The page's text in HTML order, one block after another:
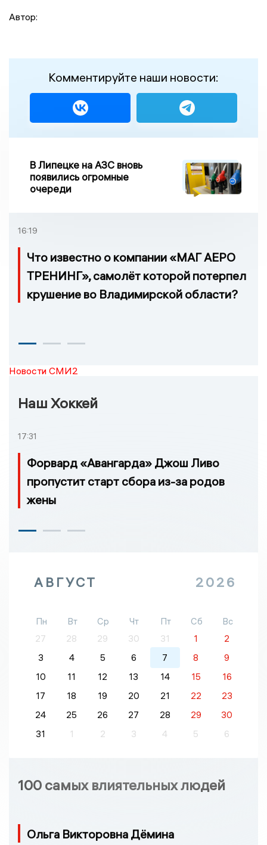
Автор:
Комментируйте наши новости:
В Липецке на АЗС вновь
появились огромные
очереди
16:19
Что известно о компании «МАГ АЕРО
ТРЕНИНГ», самолёт которой потерпел
крушение во Владимирской области?
Новости СМИ2
Наш Хоккей
17:31
Форвард «Авангарда» Джош Ливо
пропустит старт сбора из-за родов
жены
АВГУСТ 2026
Пн Вт Ср Чт Пт Сб
Вс
27
28 29 30 31 1
2
3
4 5 6 7 8
9
10
11 12 13 14 15
16
17
18 19 20 21 22
23
24
25 26 27 28 29
30
31
1 2 3 4 5 6
100 самых влиятельных людей
Ольга Викторовна Дёмина